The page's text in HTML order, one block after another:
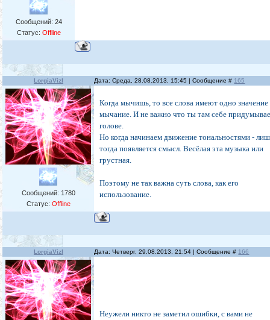
Сообщений: 24
Статус: Offline
LorgiaVizl Дата: Среда, 28.08.2013, 15:45 | Сообщение # 165
Сообщений: 1780
Статус: Offline
Когда мычишь, то все слова имеют одно значение
мычание. И не важно что ты там себе
голове.
Но когда начинаем движение тональностями -
тогда появляется смысл. Весёлая эта музыка или
грустная.
Поэтому не так важна суть слова, как его
использование.
LorgiaVizl Дата: Четверг, 29.08.2013, 21:54 | Сообщение # 166
Неужели никто не заметил ошибки, с вами не